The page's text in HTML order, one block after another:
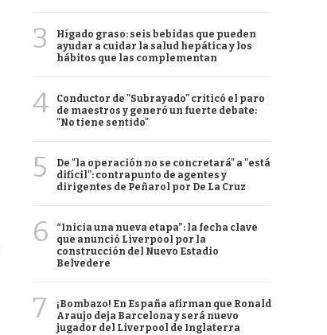
3
Hígado graso: seis bebidas que pueden
ayudar a cuidar la salud hepática y los
hábitos que las complementan
4
Conductor de "Subrayado" criticó el paro
de maestros y generó un fuerte debate:
"No tiene sentido"
5
De "la operación no se concretará" a "está
difícil": contrapunto de agentes y
dirigentes de Peñarol por De La Cruz
6
“Inicia una nueva etapa”: la fecha clave
que anunció Liverpool por la
construcción del Nuevo Estadio
Belvedere
7
¡Bombazo! En España afirman que Ronald
Araujo deja Barcelona y será nuevo
jugador del Liverpool de Inglaterra